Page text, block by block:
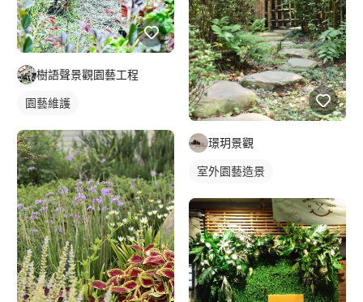
樹語聲景觀園藝工程
園藝維護
璟玥景觀
室外園藝造景